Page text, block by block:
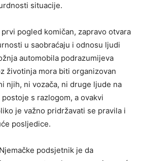
situacije.
pogled komičan, zapravo otvara
u saobraćaju i odnosu ljudi
automobila podrazumijeva
životinja mora biti organizovan
njih, ni vozača, ni druge ljude na
s razlogom, a ovakvi
je važno pridržavati se pravila i
posljedice.
podsjetnik je da